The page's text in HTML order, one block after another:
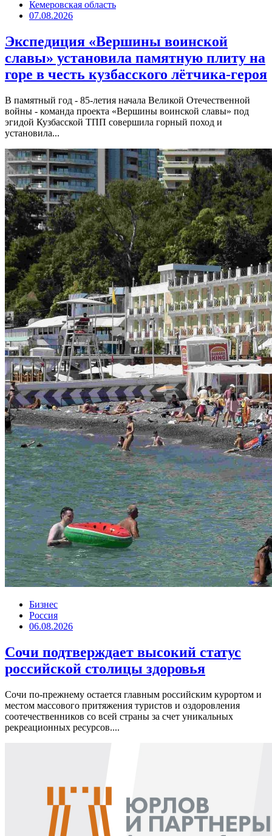
Кемеровская область
07.08.2026
Экспедиция «Вершины воинской
славы» установила памятную плиту на
горе в честь кузбасского лётчика-героя
В памятный год - 85-летия начала Великой Отечественной
войны - команда проекта «Вершины воинской славы» под
эгидой Кузбасской ТПП совершила горный поход и
установила...
Бизнес
Россия
06.08.2026
Сочи подтверждает высокий статус
российской столицы здоровья
Сочи по-прежнему остается главным российским курортом и
местом массового притяжения туристов и оздоровления
соотечественников со всей страны за счет уникальных
рекреационных ресурсов....